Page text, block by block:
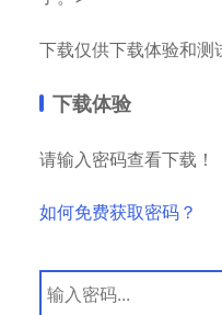
下载仅供下载体验和测
下载体验
请输入密码查看下载！
如何免费获取密码？